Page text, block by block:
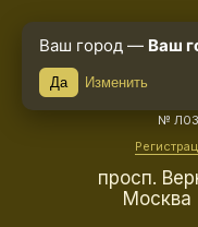
просп.
Москва
№
Ваш город — Ваш
Да Изменить